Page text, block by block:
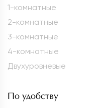
1-комнатные
2-комнатные
3-комнатные
4-комнатные
Двухуровневые
По удобству